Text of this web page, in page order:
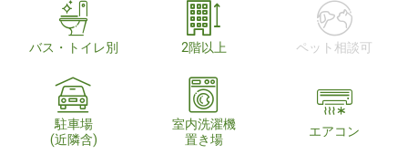
バス・トイレ別 2階以上 ペット相談可
駐車場
(近隣含)
室内洗濯機
置き場
エアコン